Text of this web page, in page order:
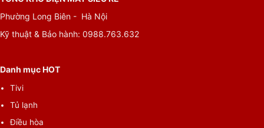
Phường Long Biên - Hà Nội
Kỹ thuật & Bảo hành: 0988.763.632
Danh mục HOT
Tivi
Tủ lạnh
Điều hòa